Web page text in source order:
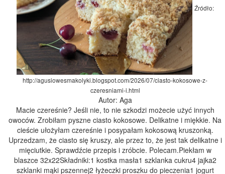
Źródło:
http://agusiowesmakolyki.blogspot.com/2026/07/ciasto-kokosowe-z-
czeresniami-i.html
Autor: Aga
Macie czereśnie? Jeśli nie, to nie szkodzi możecie użyć innych
owoców. Zrobiłam pyszne ciasto kokosowe. Delikatne i miękkie. Na
cieście ułożyłam czereśnie i posypałam kokosową kruszonką.
Uprzedzam, że ciasto się kruszy, ale przez to, że jest tak delikatne i
mięciutkie. Sprawdźcie przepis i zróbcie. Polecam.Piekłam w
blaszce 32x22Składniki:1 kostka masła1 szklanka cukru4 jajka2
szklanki mąki pszennej2 łyżeczki proszku do pieczenia1 jogurt